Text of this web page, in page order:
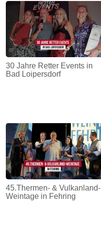
30 Jahre Retter Events in
Bad Loipersdorf
45.Thermen- & Vulkanland-
Weintage in Fehring